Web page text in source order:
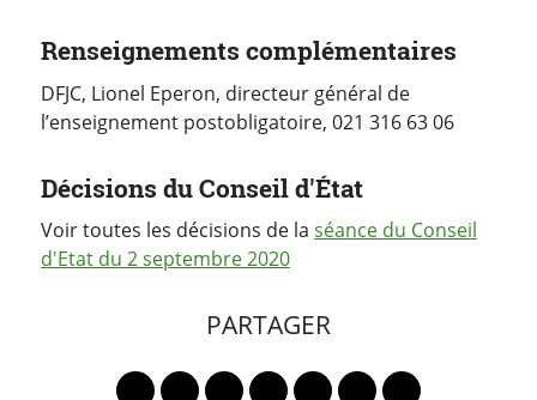
Renseignements complémentaires
DFJC, Lionel Eperon, directeur général de
l’enseignement postobligatoire, 021 316 63 06
Décisions du Conseil d'État
Voir toutes les décisions de la séance du Conseil
d'Etat du 2 septembre 2020
PARTAGER